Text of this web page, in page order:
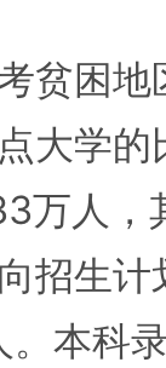
困地
大学
万人
招生
本科